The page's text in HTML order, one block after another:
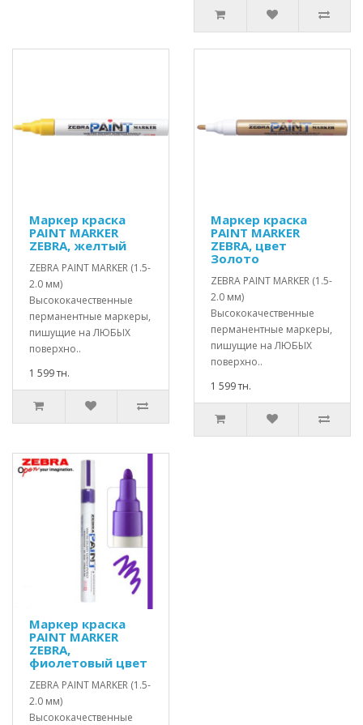
Маркер краска
PAINT MARKER
ZEBRA, желтый
ZEBRA PAINT MARKER (1.5-
2.0 мм)
Высококачественные
перманентные маркеры,
пишущие на ЛЮБЫХ
поверхно..
1 599 тн.
Маркер краска
PAINT MARKER
ZEBRA, цвет
Золото
ZEBRA PAINT MARKER (1.5-
2.0 мм)
Высококачественные
перманентные маркеры,
пишущие на ЛЮБЫХ
поверхно..
1 599 тн.
Маркер краска
PAINT MARKER
ZEBRA,
фиолетовый цвет
ZEBRA PAINT MARKER (1.5-
2.0 мм)
Высококачественные